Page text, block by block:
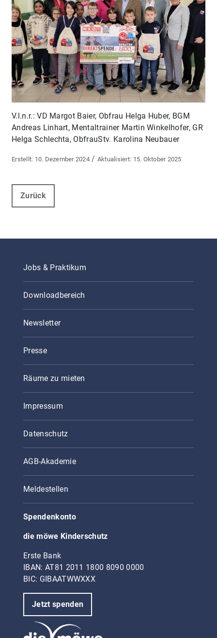
V.l.n.r.: VD Margot Baier, Obfrau Helga Huber, BGM
Andreas Linhart, Mentaltrainer Martin Winkelhofer, GR
Helga Schlechta, ObfrauStv. Karolina Neubauer
10. Dezember 2024 / 15. Oktober 2025
Zurück
Jobs & Praktikum
Downloadbereich
Newsletter
Presse
Räume zu mieten
Impressum
Datenschutz
AGB-Akademie
Meldestellen
Spendenkonto
die möwe Kinderschutz
Erste Bank
IBAN: AT81 2011 1800 8090 0000
BIC: GIBAATWWXXX
Jetzt spenden